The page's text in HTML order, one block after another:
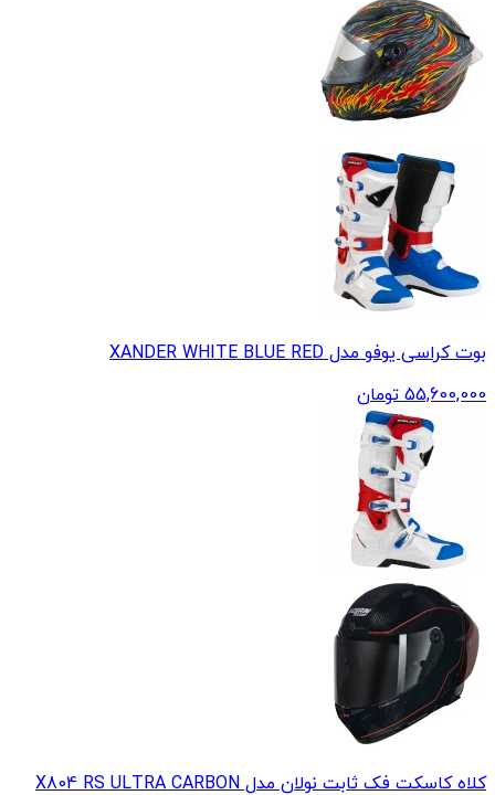
بوت کراسی یوفو مدل XANDER WHITE BLUE RED
55,600,000 تومان
کلاه کاسکت فک ثابت نولان مدل X804 RS ULTRA CARBON